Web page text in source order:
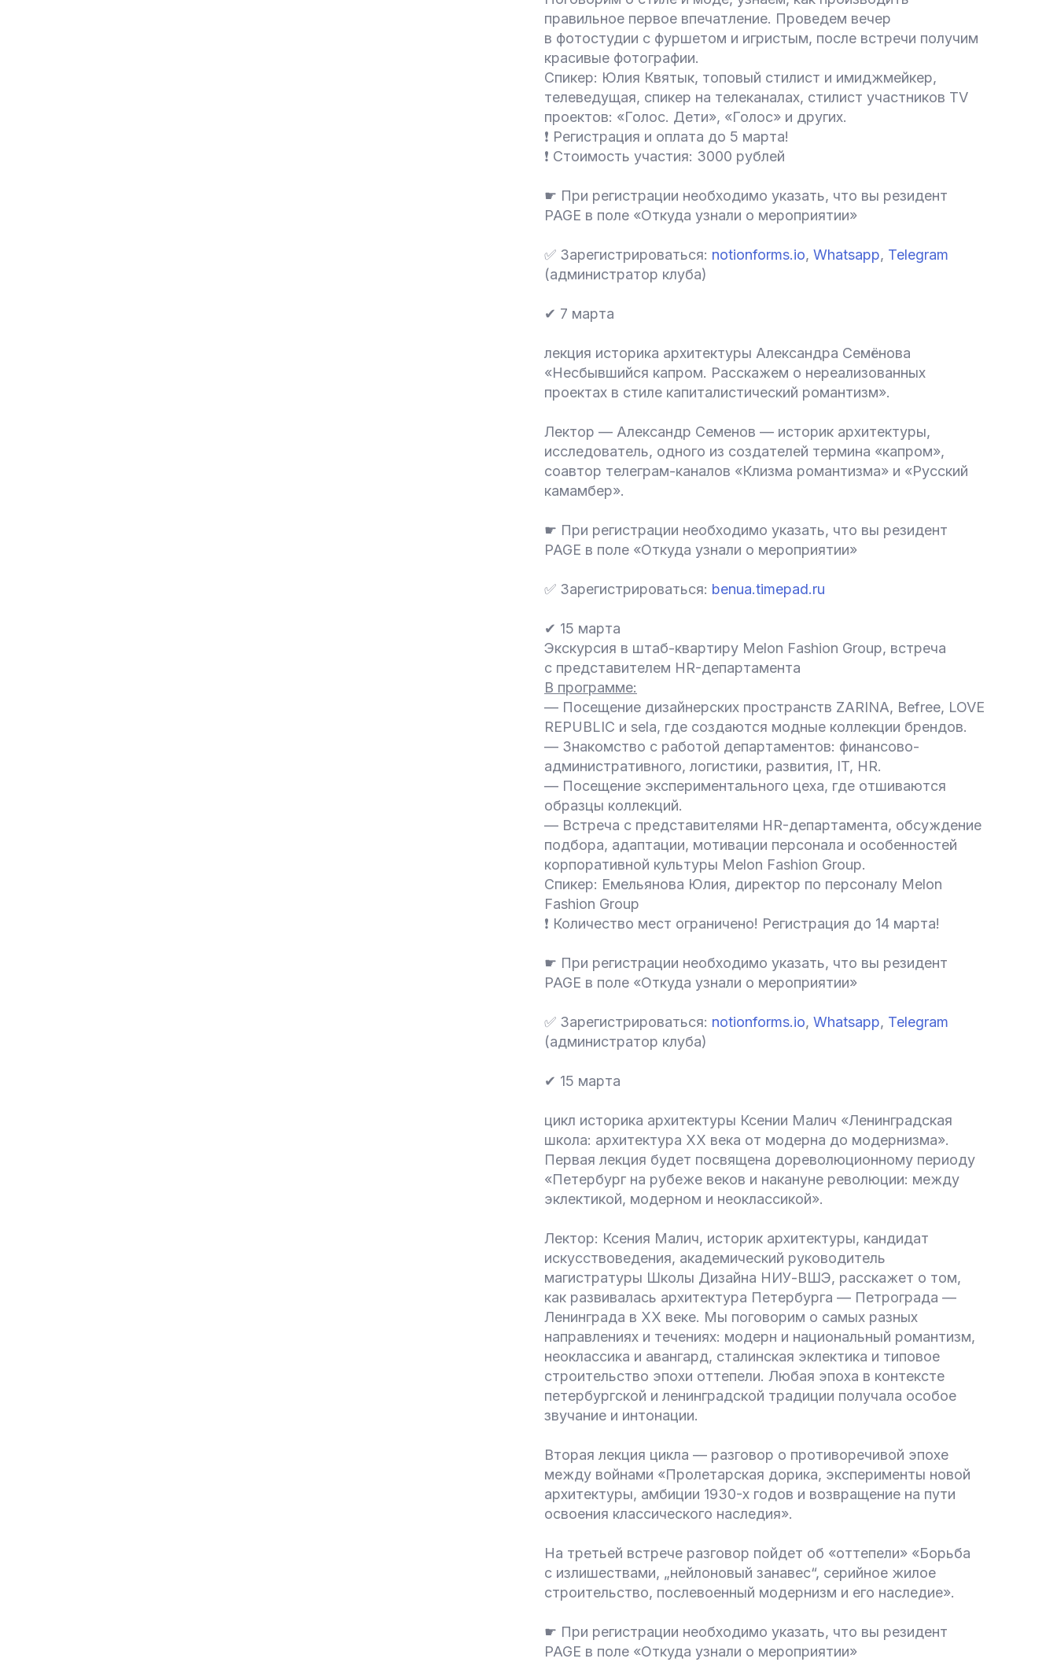
правильное первое впечатление. Проведем вечер
в фотостудии с фуршетом и игристым, после встречи получим
красивые фотографии.
Спикер: Юлия Квятык, топовый стилист и имиджмейкер,
телеведущая, спикер на телеканалах, стилист участников TV
проектов: «Голос. Дети», «Голос» и других.
❗ Регистрация и оплата до 5 марта!
❗ Стоимость участия: 3000 рублей
☛ При регистрации необходимо указать, что вы резидент
PAGE в поле «Откуда узнали о мероприятии»
✅ Зарегистрироваться: notionforms.io, Whatsapp, Telegram
(администратор клуба)
✔ 7 марта
лекция историка архитектуры Александра Семёнова
«Несбывшийся капром. Расскажем о нереализованных
проектах в стиле капиталистический романтизм».
Лектор — Александр Семенов — историк архитектуры,
исследователь, одного из создателей термина «капром»,
соавтор телеграм-каналов «Клизма романтизма» и «Русский
камамбер».
☛ При регистрации необходимо указать, что вы резидент
PAGE в поле «Откуда узнали о мероприятии»
✅ Зарегистрироваться: benua.timepad.ru
✔ 15 марта
Экскурсия в штаб-квартиру Melon Fashion Group, встреча
с представителем HR-департамента
В программе:
— Посещение дизайнерских пространств ZARINA, Befree, LOVE
REPUBLIC и sela, где создаются модные коллекции брендов.
— Знакомство с работой департаментов: финансово-
административного, логистики, развития, IT, HR.
— Посещение экспериментального цеха, где отшиваются
образцы коллекций.
— Встреча с представителями HR-департамента, обсуждение
подбора, адаптации, мотивации персонала и особенностей
корпоративной культуры Melon Fashion Group.
Спикер: Емельянова Юлия, директор по персоналу Melon
Fashion Group
❗ Количество мест ограничено! Регистрация до 14 марта!
☛ При регистрации необходимо указать, что вы резидент
PAGE в поле «Откуда узнали о мероприятии»
✅ Зарегистрироваться: notionforms.io, Whatsapp, Telegram
(администратор клуба)
✔ 15 марта
цикл историка архитектуры Ксении Малич «Ленинградская
школа: архитектура XX века от модерна до модернизма».
Первая лекция будет посвящена дореволюционному периоду
«Петербург на рубеже веков и накануне революции: между
эклектикой, модерном и неоклассикой».
Лектор: Ксения Малич, историк архитектуры, кандидат
искусствоведения, академический руководитель
магистратуры Школы Дизайна НИУ-ВШЭ, расскажет о том,
как развивалась архитектура Петербурга — Петрограда —
Ленинграда в XX веке. Мы поговорим о самых разных
направлениях и течениях: модерн и национальный романтизм,
неоклассика и авангард, сталинская эклектика и типовое
строительство эпохи оттепели. Любая эпоха в контексте
петербургской и ленинградской традиции получала особое
звучание и интонации.
Вторая лекция цикла — разговор о противоречивой эпохе
между войнами «Пролетарская дорика, эксперименты новой
архитектуры, амбиции 1930-х годов и возвращение на пути
освоения классического наследия».
На третьей встрече разговор пойдет об «оттепели» «Борьба
с излишествами, „нейлоновый занавес“, серийное жилое
строительство, послевоенный модернизм и его наследие».
☛ При регистрации необходимо указать, что вы резидент
PAGE в поле «Откуда узнали о мероприятии»